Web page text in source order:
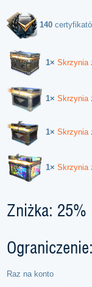
140
1× Skrzynia
1× Skrzynia
1× Skrzynia
1× Skrzynia
Zniżka: 25%
Raz na konto